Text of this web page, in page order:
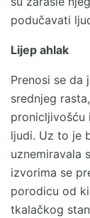
podučavati
Lijep ahlak
Prenosi se da
srednjeg
pronicljivošću
ljudi. Uz to je
uznemiravala
izvorima se
porodicu od
tkalačkog